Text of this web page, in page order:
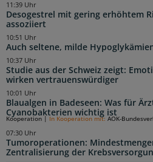
Desogestrel mit gering erhöhtem
assoziiert
11:39 Uhr
Auch seltene, milde
10:51 Uhr
Studie aus der Schweiz zeigt:
wirken vertrauenswürdiger
10:37 Uhr
Blaualgen in Badeseen: Was für
Cyanobakterien wichtig ist
10:01 Uhr
Tumoroperationen:
Zentralisierung der
Kooperation In Kooperation mit: AOK-
07:30 Uhr